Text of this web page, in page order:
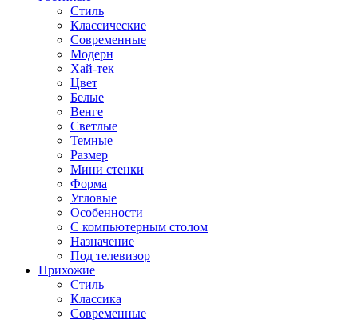
Стиль
Классические
Современные
Модерн
Хай-тек
Цвет
Белые
Венге
Светлые
Темные
Размер
Мини стенки
Форма
Угловые
Особенности
С компьютерным столом
Назначение
Под телевизор
Прихожие
Стиль
Классика
Современные